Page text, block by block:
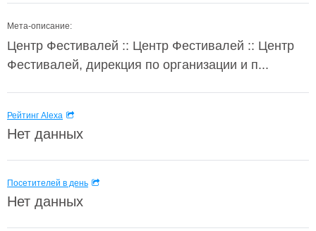
Мета-описание:
Центр Фестивалей :: Центр Фестивалей :: Центр
Фестивалей, дирекция по организации и п...
Рейтинг Alexa
Нет данных
Посетителей в день
Нет данных